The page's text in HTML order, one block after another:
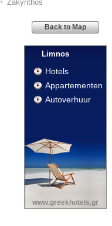
Zakynthos
Back to Map
Limnos
Hotels
Appartementen
Autoverhuur
www.greekhotels.gr